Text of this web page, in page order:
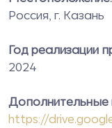
Россия, г. Казань
Год реализации
2024
Дополнительные
https://